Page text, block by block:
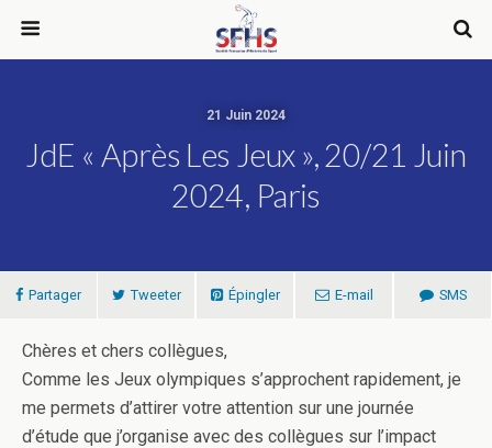
21 Juin 2024
JdE « Après Les Jeux », 20/21 Juin
2024, Paris
Partager Tweeter Épingler E-mail SMS
Chères et chers collègues,
Comme les Jeux olympiques s’approchent rapidement, je
me permets d’attirer votre attention sur une journée
d’étude que j’organise avec des collègues sur l’impact